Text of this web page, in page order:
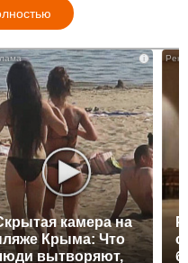
i
камера на
Крыма: Что
вытворяют,